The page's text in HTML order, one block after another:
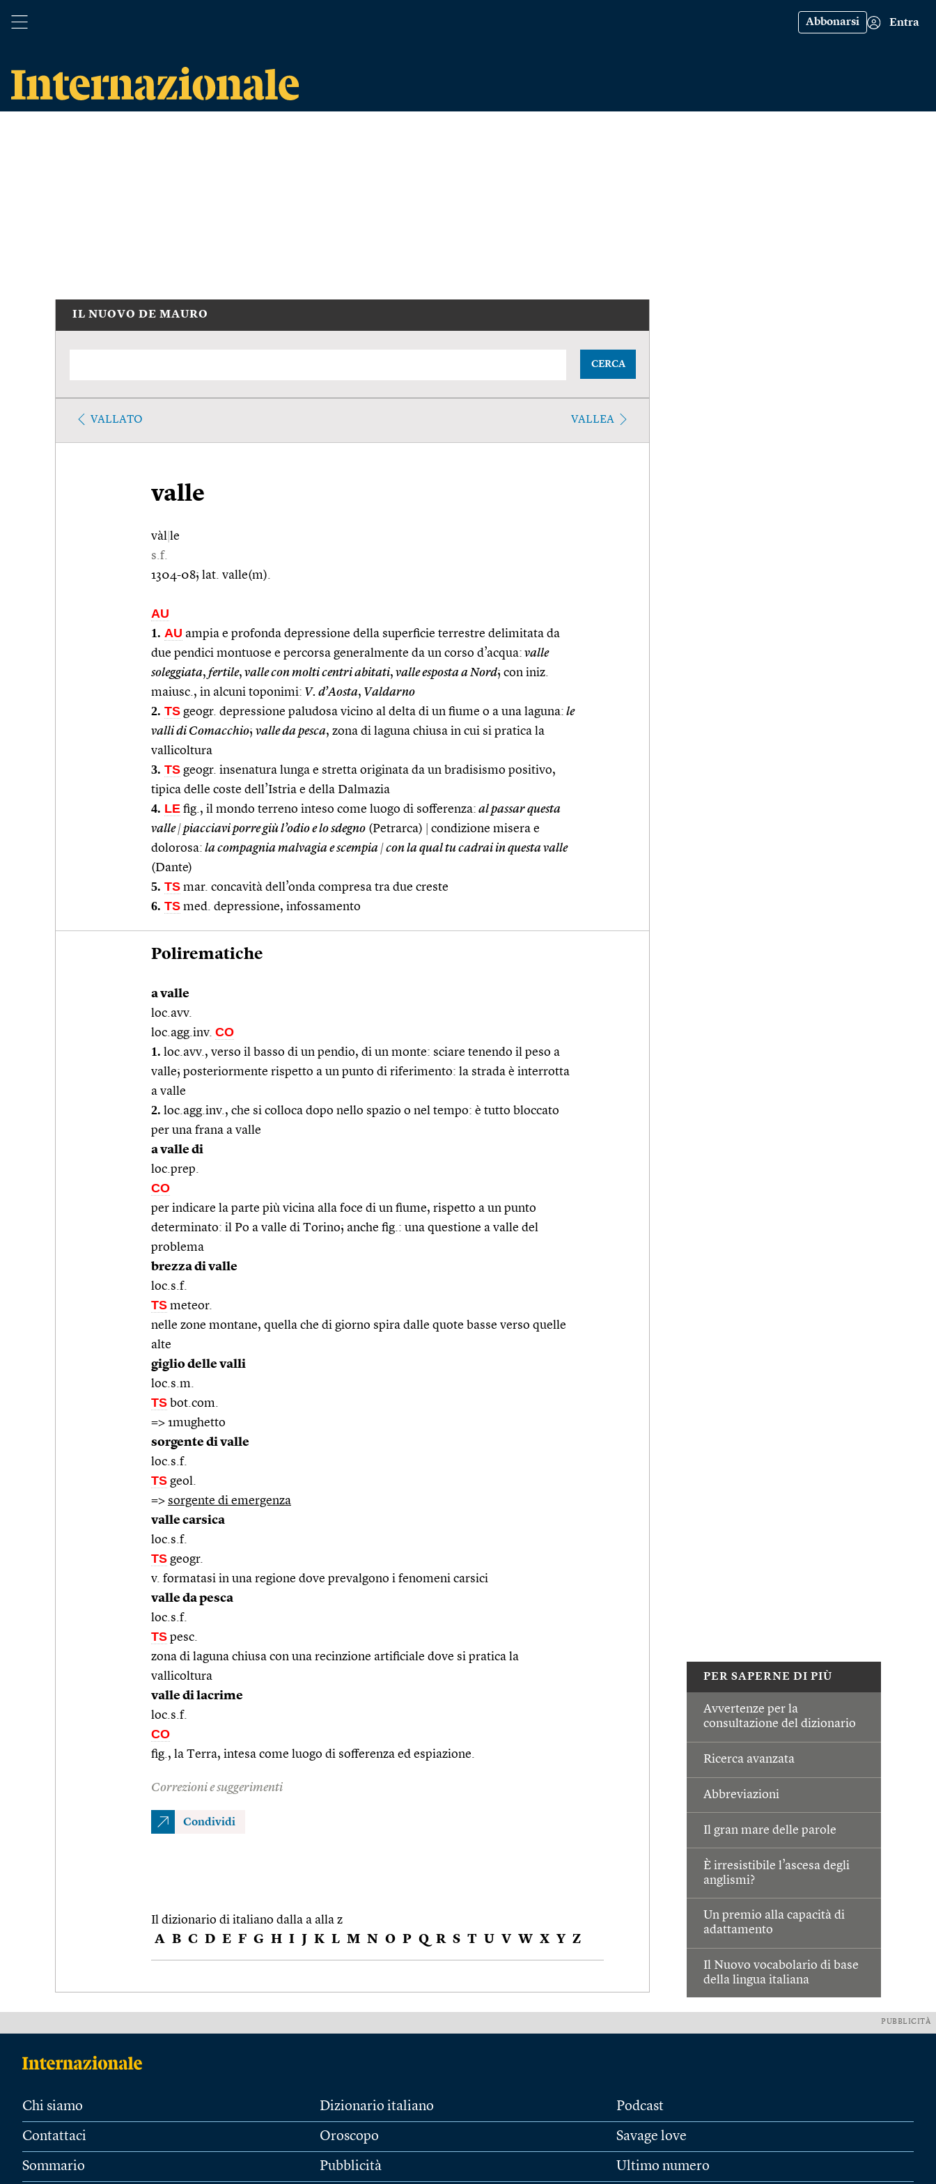
Abbonarsi Entra
PER SAPERNE DI PIÙ
Avvertenze per la
consultazione del dizionario
Ricerca avanzata
Abbreviazioni
Il gran mare delle parole
È irresistibile l’ascesa degli
anglismi?
Un premio alla capacità di
adattamento
Il Nuovo vocabolario di base
della lingua italiana
IL NUOVO DE MAURO
CERCA
VALLATO VALLEA
valle
vàl le
s.f.
1304-08; lat. valle(m).
AU
1. AU ampia e profonda depressione della superficie terrestre delimitata da
due pendici montuose e percorsa generalmente da un corso d’acqua: valle
soleggiata, fertile, valle con molti centri abitati, valle esposta a Nord; con iniz.
maiusc., in alcuni toponimi: V. d’Aosta, Valdarno
2. TS geogr. depressione paludosa vicino al delta di un fiume o a una laguna: le
valli di Comacchio; valle da pesca, zona di laguna chiusa in cui si pratica la
vallicoltura
3. TS geogr. insenatura lunga e stretta originata da un bradisismo positivo,
tipica delle coste dell’Istria e della Dalmazia
4. LE fig., il mondo terreno inteso come luogo di sofferenza: al passar questa
valle|piacciavi porre giù l’odio e lo sdegno (Petrarca)
condizione misera e
dolorosa: la compagnia malvagia e scempia |con la qual tu cadrai in questa valle
(Dante)
5. TS mar. concavità dell’onda compresa tra due creste
6. TS med. depressione, infossamento
Polirematiche
a valle
loc.avv.
loc.agg.inv. CO
1. loc.avv., verso il basso di un pendio, di un monte: sciare tenendo il peso a
valle; posteriormente rispetto a un punto di riferimento: la strada è interrotta
a valle
2. loc.agg.inv., che si colloca dopo nello spazio o nel tempo: è tutto bloccato
per una frana a valle
a valle di
loc.prep.
CO
per indicare la parte più vicina alla foce di un fiume, rispetto a un punto
determinato: il Po a valle di Torino; anche fig.: una questione a valle del
problema
brezza di valle
loc.s.f.
TS meteor.
nelle zone montane, quella che di giorno spira dalle quote basse verso quelle
alte
giglio delle valli
loc.s.m.
TS bot.com.
=> 1mughetto
sorgente di valle
loc.s.f.
TS geol.
=> sorgente di emergenza
valle carsica
loc.s.f.
TS geogr.
v. formatasi in una regione dove prevalgono i fenomeni carsici
valle da pesca
loc.s.f.
TS pesc.
zona di laguna chiusa con una recinzione artificiale dove si pratica la
vallicoltura
valle di lacrime
loc.s.f.
CO
fig., la Terra, intesa come luogo di sofferenza ed espiazione.
Correzioni e suggerimenti
Condividi
Il dizionario di italiano dalla a alla z
A B C D E F G H I J K L M N O P Q R S T U V W X Y Z
PUBBLICITÀ
Chi siamo
Contattaci
Sommario
Dizionario italiano
Oroscopo
Pubblicità
Podcast
Savage love
Ultimo numero